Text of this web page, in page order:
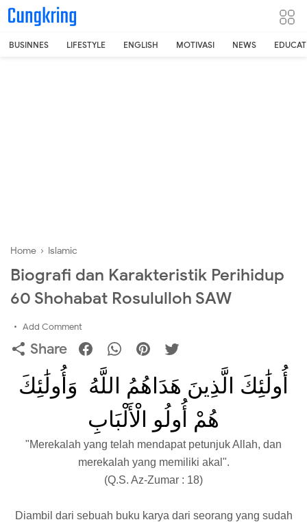
-->
BUSINNES LIFESTYLE ENGLISH MOTIVASI NEWS
Home › Islamic
Biografi dan Karakteristik Perihidup
60 Shohabat Rosululloh SAW
Add Comment
Share
أُولَٰئِكَ الَّذِينَ هَدَاهُمُ اللَّهُ وَأُولَٰئِكَ
هُمْ أُولُو الْأَلْبَابِ
"Merekalah yang telah mendapat petunjuk Allah, dan
merekalah yang memiliki akal".
(Q.S. Az-Zumar : 18)
Diambil dari sebuah buku karya dari seorang yang sudah